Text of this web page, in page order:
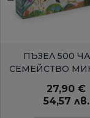
БЪРЗ
ПЪЗЕЛ 500
СЕМЕЙСТВО
27,90 €
54,57 лв.